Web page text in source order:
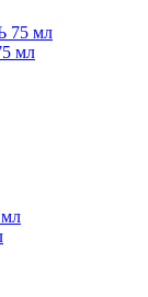
мл